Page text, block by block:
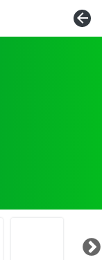
arrow_back